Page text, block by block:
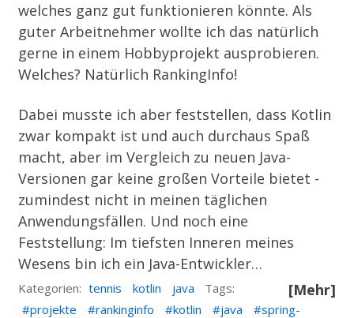
welches ganz gut funktionieren könnte. Als
guter Arbeitnehmer wollte ich das natürlich
gerne in einem Hobbyprojekt ausprobieren.
Welches? Natürlich RankingInfo!
Dabei musste ich aber feststellen, dass Kotlin
zwar kompakt ist und auch durchaus Spaß
macht, aber im Vergleich zu neuen Java-
Versionen gar keine großen Vorteile bietet -
zumindest nicht in meinen täglichen
Anwendungsfällen. Und noch eine
Feststellung: Im tiefsten Inneren meines
Wesens bin ich ein Java-Entwickler…
[Mehr]
Kategorien: tennis kotlin java
Tags:
projekte
rankinginfo kotlin java
spring-